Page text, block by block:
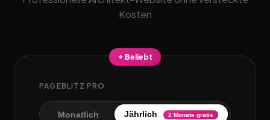
Kosten
✦ Beliebt
PAGEBLITZ PRO
Monatlich Jährlich 2 Monate gratis